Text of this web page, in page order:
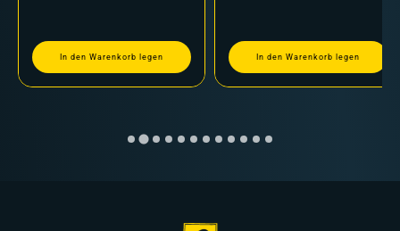
In den Warenkorb legen In den Warenkorb legen